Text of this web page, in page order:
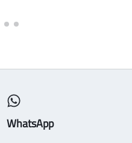
WhatsApp